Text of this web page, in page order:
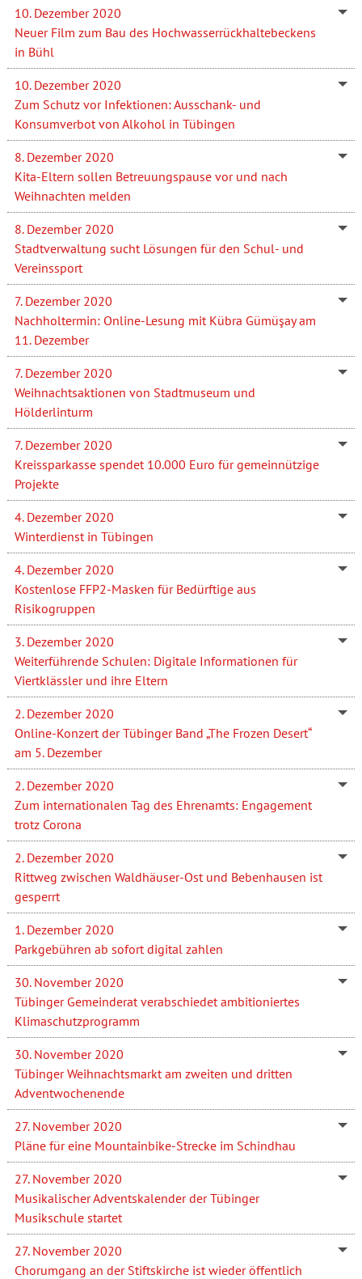
10. Dezember 2020
Neuer Film zum Bau des Hochwasserrückhaltebeckens
in Bühl
10. Dezember 2020
Zum Schutz vor Infektionen: Ausschank- und
Konsumverbot von Alkohol in Tübingen
8. Dezember 2020
Kita-Eltern sollen Betreuungspause vor und nach
Weihnachten melden
8. Dezember 2020
Stadtverwaltung sucht Lösungen für den Schul- und
Vereinssport
7. Dezember 2020
Nachholtermin: Online-Lesung mit Kübra Gümüşay am
11. Dezember
7. Dezember 2020
Weihnachtsaktionen von Stadtmuseum und
Hölderlinturm
7. Dezember 2020
Kreissparkasse spendet 10.000 Euro für gemeinnützige
Projekte
4. Dezember 2020
Winterdienst in Tübingen
4. Dezember 2020
Kostenlose FFP2-Masken für Bedürftige aus
Risikogruppen
3. Dezember 2020
Weiterführende Schulen: Digitale Informationen für
Viertklässler und ihre Eltern
2. Dezember 2020
Online-Konzert der Tübinger Band „The Frozen Desert“
am 5. Dezember
2. Dezember 2020
Zum internationalen Tag des Ehrenamts: Engagement
trotz Corona
2. Dezember 2020
Rittweg zwischen Waldhäuser-Ost und Bebenhausen ist
gesperrt
1. Dezember 2020
Parkgebühren ab sofort digital zahlen
30. November 2020
Tübinger Gemeinderat verabschiedet ambitioniertes
Klimaschutzprogramm
30. November 2020
Tübinger Weihnachtsmarkt am zweiten und dritten
Adventwochenende
27. November 2020
Pläne für eine Mountainbike-Strecke im Schindhau
27. November 2020
Musikalischer Adventskalender der Tübinger
Musikschule startet
27. November 2020
Chorumgang an der Stiftskirche ist wieder öffentlich